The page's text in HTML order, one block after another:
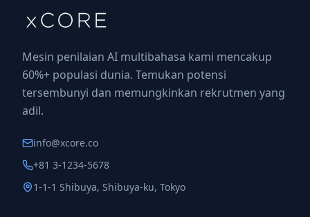
Mesin penilaian AI multibahasa kami mencakup
60%+ populasi dunia. Temukan potensi
tersembunyi dan memungkinkan rekrutmen yang
adil.
info@xcore.co
+81 3-1234-5678
1-1-1 Shibuya, Shibuya-ku, Tokyo